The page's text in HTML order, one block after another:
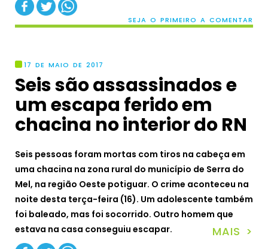
SEJA O PRIMEIRO A COMENTAR
17 DE MAIO DE 2017
Seis são assassinados e
um escapa ferido em
chacina no interior do RN
Seis pessoas foram mortas com tiros na cabeça em
uma chacina na zona rural do município de Serra do
Mel, na região Oeste potiguar. O crime aconteceu na
noite desta terça-feira (16). Um adolescente também
foi baleado, mas foi socorrido. Outro homem que
estava na casa conseguiu escapar.
MAIS >